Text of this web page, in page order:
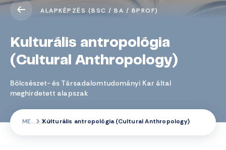
ALAPKÉPZÉS (BSC / BA / BPROF)
Kulturális antropológia
(Cultural Anthropology)
Bölcsészet- és Társadalomtudományi Kar által
meghirdetett alapszak
ME Kulturális antropológia (Cultural Anthropology)